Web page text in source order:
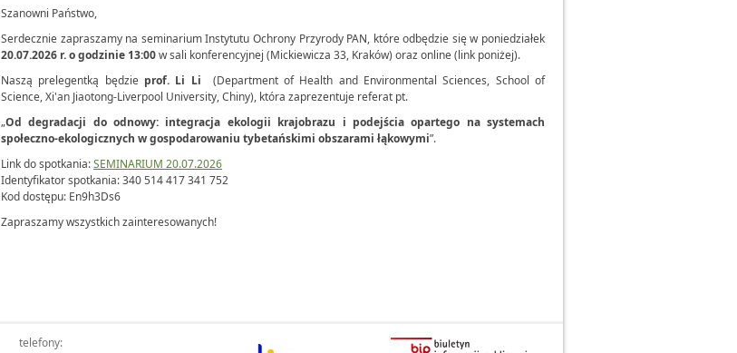
Szanowni Państwo,
Serdecznie zapraszamy na seminarium Instytutu Ochrony Przyrody PAN, które odbędzie się w poniedziałek
20.07.2026 r. o godzinie 13:00w sali konferencyjnej (Mickiewicza 33, Kraków) oraz online (link poniżej).
Naszą prelegentką będzie prof. Li Li (Department of Health and Environmental Sciences, School of
Science, Xi'an Jiaotong-Liverpool University, Chiny), która zaprezentuje referat pt.
„Od degradacji do odnowy: integracja ekologii krajobrazu i podejścia opartego na systemach
społeczno-ekologicznych w gospodarowaniu tybetańskimi obszarami łąkowymi”.
Link do spotkania:SEMINARIUM 20.07.2026
Identyfikator spotkania:340 514 417 341 752
Kod dostępu: En9h3Ds6
Zapraszamy wszystkich zainteresowanych!
telefony: